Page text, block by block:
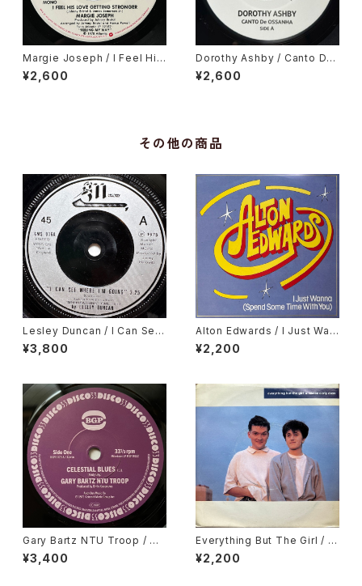
Margie Joseph / I Feel His
Love Getting Stronger
¥2,600
Dorothy Ashby / Canto De
Ossanha, Cause I Need It
¥2,600
その他の商品
Lesley Duncan / I Can See
Where I'm Going
¥3,800
Alton Edwards / I Just Wan
na (Spend Some Time Wit
h You)
¥2,200
Gary Bartz NTU Troop / Ce
lestial Blues, Gary Bartz /
Gentle Smiles
¥3,400
Everything But The Girl / T
hese Early Days
¥2,200